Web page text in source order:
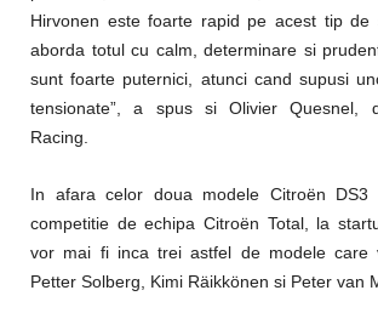
Hirvonen este foarte rapid pe acest tip de
aborda totul cu calm, determinare si
sunt foarte puternici, atunci cand supusi
tensionate”, a spus si Olivier Quesnel,
Racing.
In afara celor doua modele Citroën DS3
competitie de echipa Citroën Total, la
vor mai fi inca trei astfel de modele care
Petter Solberg, Kimi Räikkönen si Peter van